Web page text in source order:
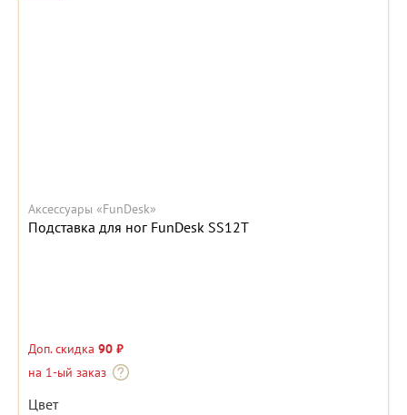
Аксессуары «FunDesk»
Подставка для ног FunDesk SS12T
Доп. скидка 90 ₽
на 1-ый заказ
Цвет